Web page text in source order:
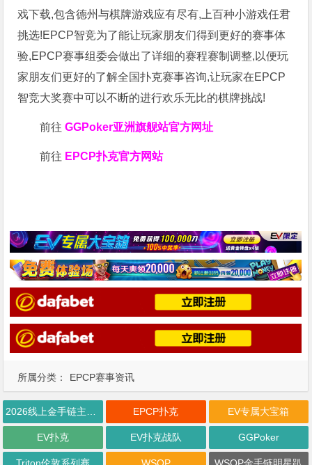
所属分类： EPCP赛事资讯
戏下载,包含德州与棋牌游戏应有尽有,上百种小游戏任君
挑选!EPCP智竞为了能让玩家朋友们得到更好的赛事体
验,EPCP赛事组委会做出了详细的赛程赛制调整,以便玩
家朋友们更好的了解全国扑克赛事咨询,让玩家在EPCP
智竞大奖赛中可以不断的进行欢乐无比的棋牌挑战!
前往GGPoker亚洲旗舰站官方网址
前往 EPCP扑克官方网站
EPCP扑克 EV专属大宝箱
EV扑克 EV扑克战队 GGPoker